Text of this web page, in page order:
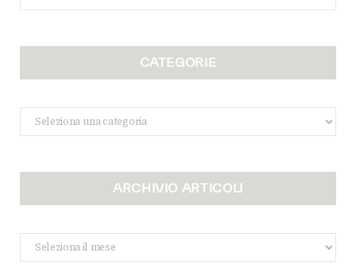
for:
CATEGORIE
Categorie
ARCHIVIO ARTICOLI
Archivio
Articoli